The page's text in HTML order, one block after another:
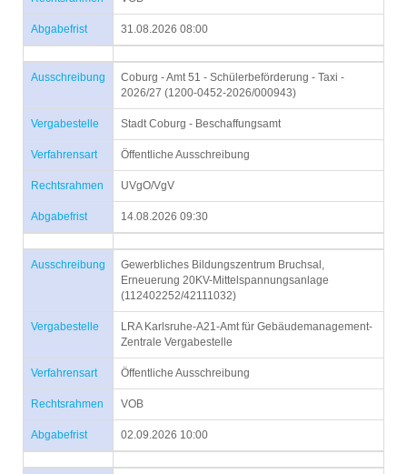
Abgabefrist 31.08.2026 08:00
Ausschreibung
Coburg - Amt 51 - Schülerbeförderung - Taxi -
2026/27 (1200-0452-2026/000943)
Vergabestelle Stadt Coburg - Beschaffungsamt
Verfahrensart Öffentliche Ausschreibung
Rechtsrahmen UVgO/VgV
Abgabefrist 14.08.2026 09:30
Ausschreibung
Gewerbliches Bildungszentrum Bruchsal,
Erneuerung 20KV-Mittelspannungsanlage
(112402252/42111032)
Vergabestelle
LRA Karlsruhe-A21-Amt für Gebäudemanagement-
Zentrale Vergabestelle
Verfahrensart Öffentliche Ausschreibung
Rechtsrahmen VOB
Abgabefrist 02.09.2026 10:00